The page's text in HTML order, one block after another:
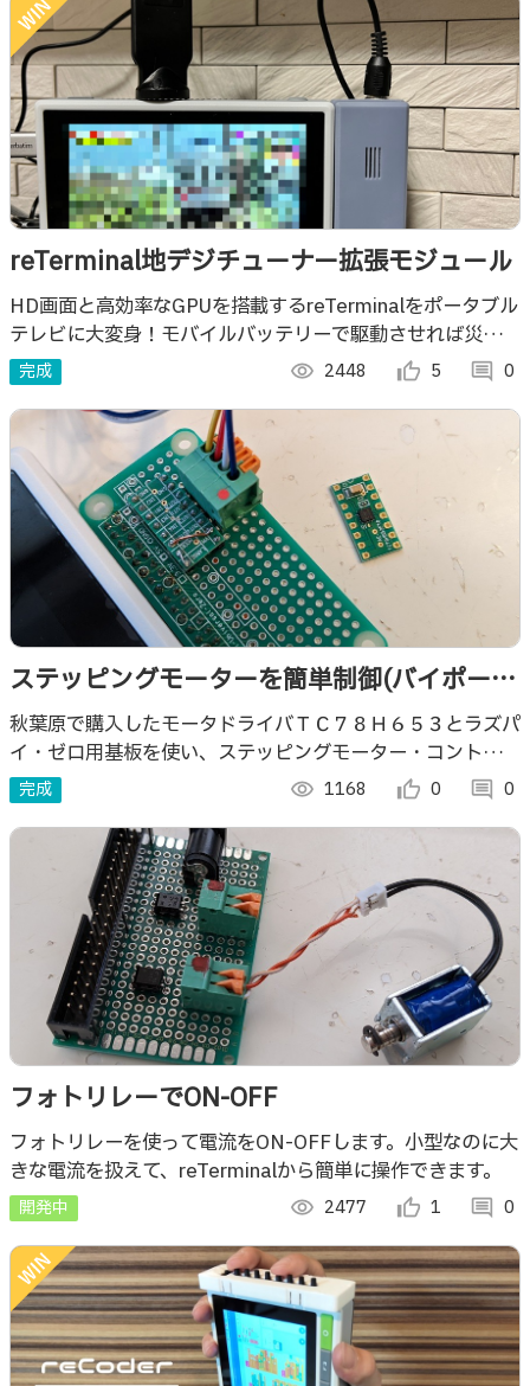
reTerminal地デジチューナー拡張モジュール
HD画面と高効率なGPUを搭載するreTerminalをポータブル
テレビに大変身！モバイルバッテリーで駆動させれば災害時
(※1)やキャンプ(※2)でも省エネで地上デジタル放送を見る
ことができます！
完成 visibility 2448 thumb_up_alt 5 comment 0
ステッピングモーターを簡単制御(バイポーラ
02)
秋葉原で購入したモータドライバＴＣ７８Ｈ６５３とラズパ
イ・ゼロ用基板を使い、ステッピングモーター・コントロー
ラを作ります。秋月基板、キレイ。
完成 visibility 1168 thumb_up_alt 0 comment 0
フォトリレーでON-OFF
フォトリレーを使って電流をON-OFFします。小型なのに大
きな電流を扱えて、reTerminalから簡単に操作できます。
開発中 visibility 2477 thumb_up_alt 1 comment 0